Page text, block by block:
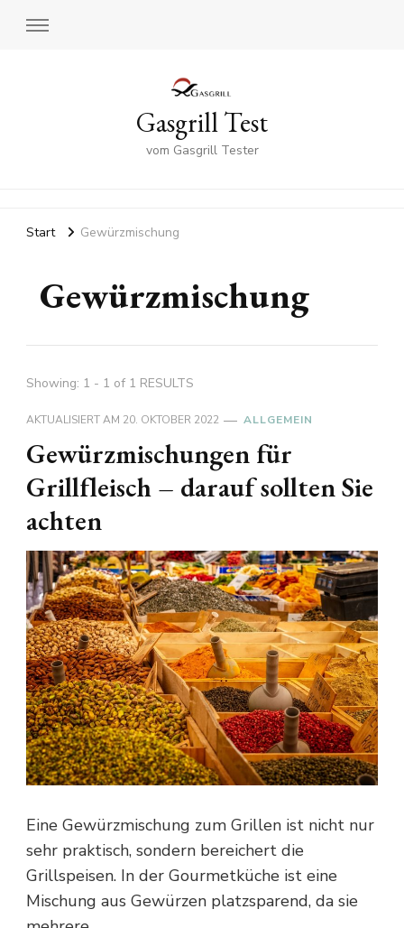
Gasgrill Test
vom Gasgrill Tester
Start Gewürzmischung
Gewürzmischung
Showing: 1 - 1 of 1 RESULTS
AKTUALISIERT AM 20. OKTOBER 2022 ALLGEMEIN
Gewürzmischungen für
Grillfleisch – darauf sollten Sie
achten
Eine Gewürzmischung zum Grillen ist nicht nur
sehr praktisch, sondern bereichert die
Grillspeisen. In der Gourmetküche ist eine
Mischung aus Gewürzen platzsparend, da sie